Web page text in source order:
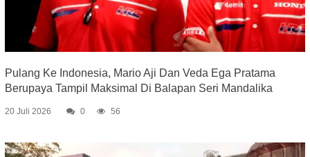
Pulang Ke Indonesia, Mario Aji Dan Veda Ega Pratama
Berupaya Tampil Maksimal Di Balapan Seri Mandalika
20 Juli 2026 0 56